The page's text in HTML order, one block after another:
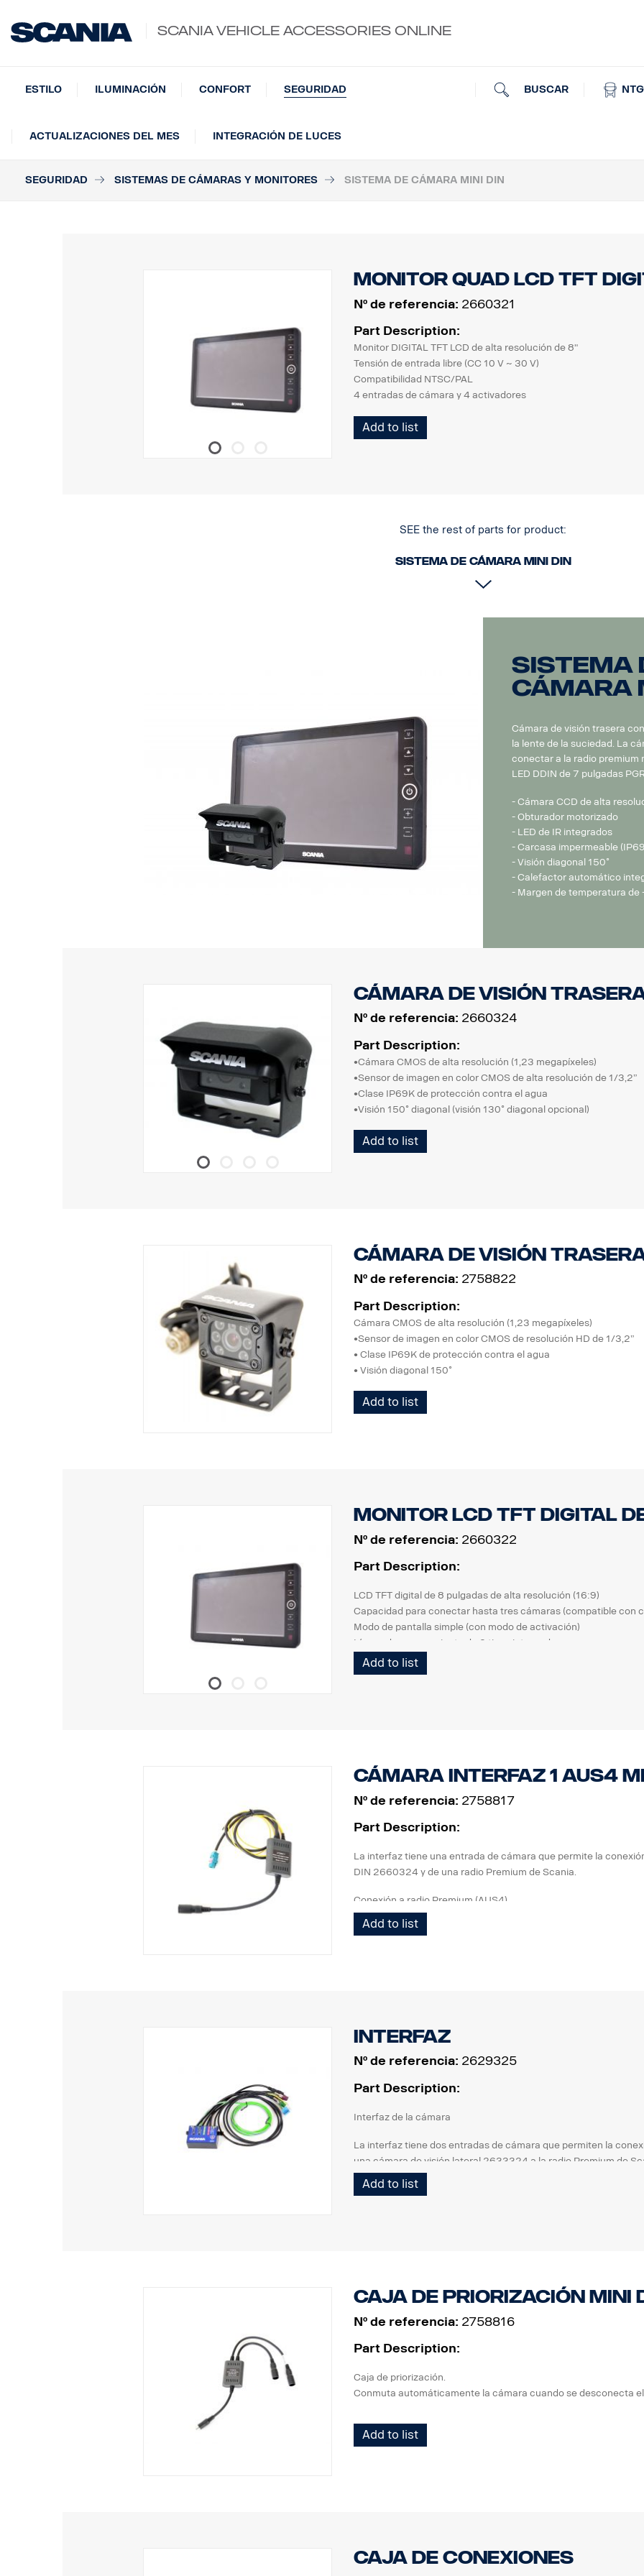
SCANIA VEHICLE ACCESSORIES ONLINE
BUSCAR NTG
ESTILO ILUMINACIÓN CONFORT SEGURIDAD
ACTUALIZACIONES DEL MES INTEGRACIÓN DE LUCES
SEGURIDAD SISTEMAS DE CÁMARAS Y MONITORES SISTEMA DE CÁMARA MINI DIN
Monitor QUAD LCD TFT
Nº de referencia: 2660321
Part Description:
Monitor DIGITAL TFT LCD de alta resolución de 8"
Tensión de entrada libre (CC 10 V ~ 30 V)
Compatibilidad NTSC/PAL
4 entradas de cámara y 4 activadores
Modo de pantalla simple, izquierda/derecha y arriba/abajo
pantalla en modo dividido, izquierda/derecha y pantalla PIP en
Circuito de protección de polaridad inversa incorporado
Función de memoria de obturador
Add to list
SEE the rest of parts for product:
Sistema de cámara MINI DIN
Sistema
cámara
Cámara de visión trasera
la lente de la suciedad. La
conectar a la radio premium
LED DDIN de 7 pulgadas
- Cámara CCD de alta
- Obturador motorizado
- LED de IR integrados
- Carcasa impermeable
- Visión diagonal 150˚
- Calefactor automático
- Margen de temperatura de
Cámara de visión trasera
Nº de referencia: 2660324
Part Description:
•Cámara CMOS de alta resolución (1,23 megapíxeles)
•Sensor de imagen en color CMOS de alta resolución de 1/3,2”
•Clase IP69K de protección contra el agua
•Visión 150˚ diagonal (visión 130˚ diagonal opcional)
•Luz de rendimiento ultra bajo, Filtro de corte IR integrado
•Iris electrónico automático, Función WDR
•Obturador motorizado (para proteger la superficie del cristal)
Add to list
cámara de visión trasera
Nº de referencia: 2758822
Part Description:
Cámara CMOS de alta resolución (1,23 megapíxeles)
•Sensor de imagen en color CMOS de resolución HD de 1/3,2”
• Clase IP69K de protección contra el agua
• Visión diagonal 150˚
• Rendimiento de iluminación ultrabaja
• Iris electrónico automático, Función WDR
Add to list
Monitor LCD TFT digital
Nº de referencia: 2660322
Part Description:
LCD TFT digital de 8 pulgadas de alta resolución (16:9)
Capacidad para conectar hasta tres cámaras (compatible con
Modo de pantalla simple (con modo de activación)
Líneas de aparcamiento de 2 tipos integradas
Carcasa impermeable IP 64
Sensor de brillo automático (día y noche)
Add to list
cámara interfaz 1 AUS4
Nº de referencia: 2758817
Part Description:
La interfaz tiene una entrada de cámara que permite la
DIN 2660324 y de una radio Premium de Scania.
Conexión a radio Premium (AUS4).
Add to list
Interfaz
Nº de referencia: 2629325
Part Description:
Interfaz de la cámara
La interfaz tiene dos entradas de cámara que permiten la
una cámara de visión lateral 2633324 a la radio Premium de
Conectado a radio Premium y BCI.
Add to list
Caja de priorización MINI
Nº de referencia: 2758816
Part Description:
Caja de priorización.
Conmuta automáticamente la cámara cuando se desconecta
Add to list
Caja de conexiones